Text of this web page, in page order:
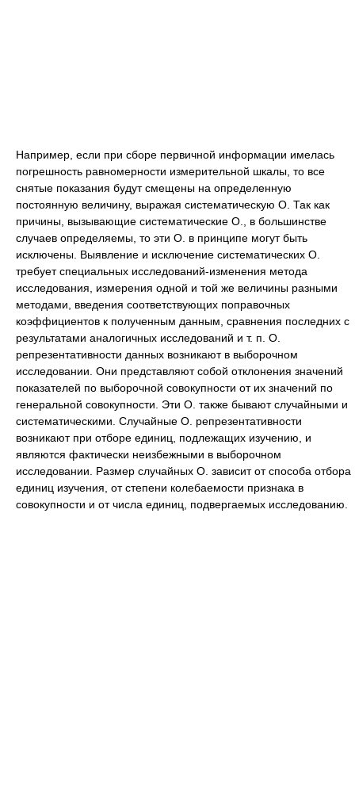
Например, если при сборе первичной информации имелась
погрешность равномерности измерительной шкалы, то все
снятые показания будут смещены на определенную
постоянную величину, выражая систематическую О. Так как
причины, вызывающие систематические О., в большинстве
случаев определяемы, то эти О. в принципе могут быть
исключены. Выявление и исключение систематических О.
требует специальных исследований-изменения метода
исследования, измерения одной и той же величины разными
методами, введения соответствующих поправочных
коэффициентов к полученным данным, сравнения последних с
результатами аналогичных исследований и т. п. О.
репрезентативности данных возникают в выборочном
исследовании. Они представляют собой отклонения значений
показателей по выборочной совокупности от их значений по
генеральной совокупности. Эти О. также бывают случайными и
систематическими. Случайные О. репрезентативности
возникают при отборе единиц, подлежащих изучению, и
являются фактически неизбежными в выборочном
исследовании. Размер случайных О. зависит от способа отбора
единиц изучения, от степени колебаемости признака в
совокупности и от числа единиц, подвергаемых исследованию.